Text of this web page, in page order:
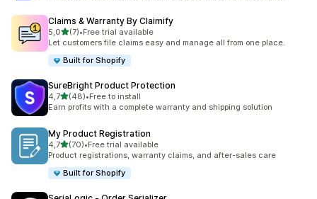
Claims & Warranty By Claimify
5,0stelle su 5
(7)
7 recensioni totali
•Free trial available
Let customers file claims easy and manage all from one place.
Built for Shopify
SureBright Product Protection
4,7stelle su 5
(48)
48 recensioni totali
•Free to install
Earn profits with a complete warranty and shipping solution
My Product Registration
4,7stelle su 5
(70)
70 recensioni totali
•Free trial available
Product registrations, warranty claims, and after-sales care
Built for Shopify